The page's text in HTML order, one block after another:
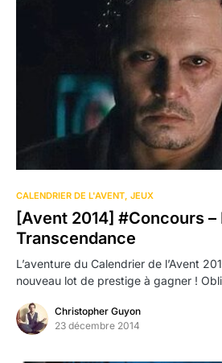
CALENDRIER DE L'AVENT JEUX
[Avent 2014] #Concours –
Transcendance
L’aventure du Calendrier de l’Avent
nouveau lot de prestige à gagner !
Christopher Guyon
23 décembre 2014